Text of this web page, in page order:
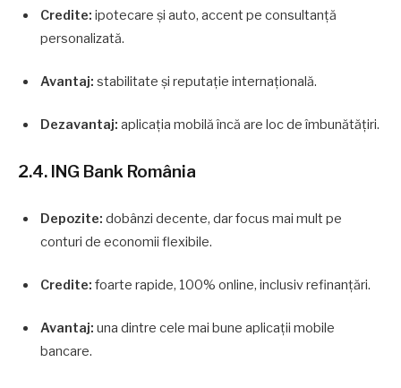
Credite: ipotecare și auto, accent pe consultanță
personalizată.
Avantaj: stabilitate și reputație internațională.
Dezavantaj: aplicația mobilă încă are loc de îmbunătățiri.
2.4. ING Bank România
Depozite: dobânzi decente, dar focus mai mult pe
conturi de economii flexibile.
Credite: foarte rapide, 100% online, inclusiv refinanțări.
Avantaj: una dintre cele mai bune aplicații mobile
bancare.